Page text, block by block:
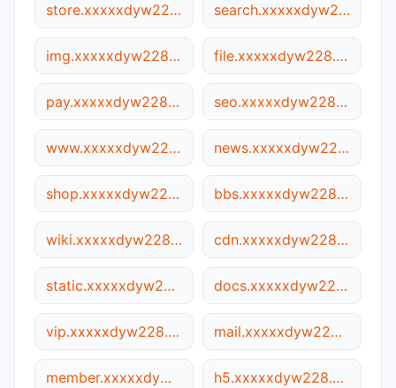
store.xxxxxdyw228.vip search.xxxxxdyw228.vip
img.xxxxxdyw228.vip file.xxxxxdyw228.vip
pay.xxxxxdyw228.vip seo.xxxxxdyw228.vip
www.xxxxxdyw228.vip news.xxxxxdyw228.vip
shop.xxxxxdyw228.vip bbs.xxxxxdyw228.vip
wiki.xxxxxdyw228.vip cdn.xxxxxdyw228.vip
static.xxxxxdyw228.vip docs.xxxxxdyw228.vip
vip.xxxxxdyw228.vip mail.xxxxxdyw228.vip
member.xxxxxdyw228.vip h5.xxxxxdyw228.vip